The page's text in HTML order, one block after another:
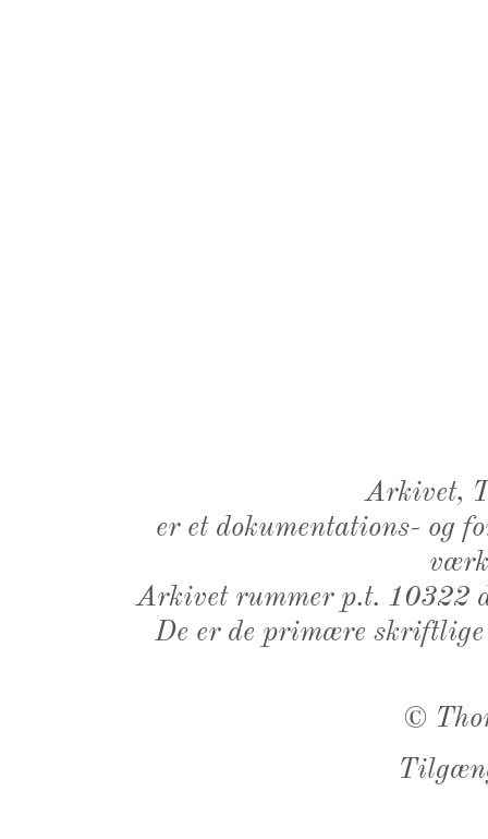
Arkivet,
er et dokumentations- og
Arkivet rummer p.t. 10322
De er de primære
©